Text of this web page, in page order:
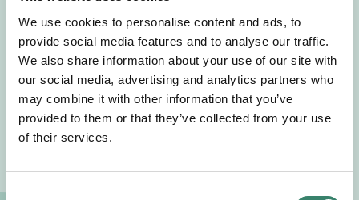
We use cookies to personalise content and ads, to
provide social media features and to analyse our traffic.
We also share information about your use of our site with
our social media, advertising and analytics partners who
may combine it with other information that you’ve
provided to them or that they’ve collected from your use
of their services.
C
Välj önskad anställningsform
+46
E-post